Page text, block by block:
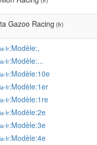
Gazoo Racing (fr)
fr:Modèle:,
fr:Modèle:...
fr:Modèle:10e
fr:Modèle:1er
fr:Modèle:1re
fr:Modèle:2e
fr:Modèle:3e
fr:Modèle:4e